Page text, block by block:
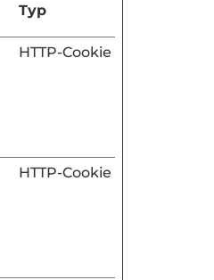
Typ
HTTP-Cookie
HTTP-Cookie